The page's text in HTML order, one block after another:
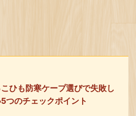
ひも防寒ケープ選びで失敗し
つのチェックポイント